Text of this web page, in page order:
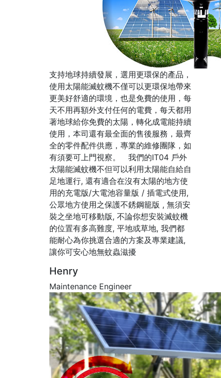
支持地球持續發展，選用更環保的產品，
使用太陽能滅蚊機不僅可以更環保地帶來
更美好舒適的環境，也是免費的使用，每
天不用再額外支付任何的電費，每天都用
著地球給你免費的太陽，轉化成電能持續
使用，本司還有最全面的售後服務，最齊
全的零件配件供應，專業的維修團隊，如
有須要可上門視察。 我們的IT04 戶外
太陽能滅蚊機不但可以利用太陽能自給自
足地運行, 還有適合在沒有太陽的地方使
用的充電版/大電池容量版 / 插電式使用,
公眾地方使用之保護不銹鋼籠版 , 無須安
裝之坐地可移動版, 不論你想安裝滅蚊機
的位置有多高難度, 平地或草地, 我們都
能耐心為你挑選合適的方案及專業建議,
讓你可安心地無蚊蟲滋擾
Henry
Maintenance Engineer